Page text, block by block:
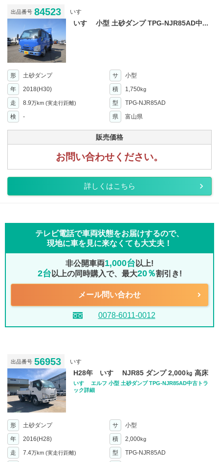
出品番号 84523 いすゞ
いすゞ 小型 土砂ダンプ TPG-NJR85AD中...
形 土砂ダンプ サ
小型
年
2018(H30) 積 1,750kg
走 8.9万km (実走行距離) 型
TPG-NJR85AD
検
- 県 富山県
販売価格
お問い合わせください。
詳しくはこちら
テレビ電話で車両状態をお届けするので、
現地に車を見に来なくても大丈夫！
非公開車両1,000台 以上!
2台 以上の同時購入で、最大20％割引き!
メール問い合わせ
0078-6011-0012
出品番号 56953 いすゞ
H28年 いすゞ NJR85 ダンプ 2,000㎏ 高床
いすゞ エルフ 小型 土砂ダンプ TPG-NJR85AD中古トラ
ック詳細
形 土砂ダンプ サ
小型
年
2016(H28) 積 2,000kg
走 7.4万km (実走行距離) 型
TPG-NJR85AD